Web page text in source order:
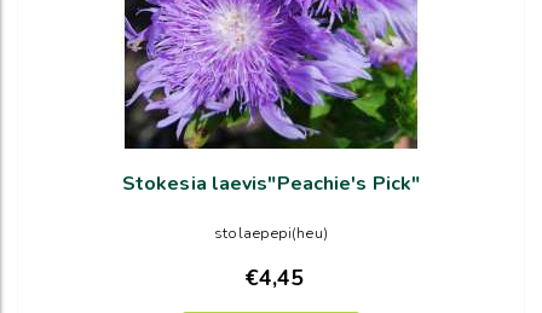
Stokesia laevis"Peachie's Pick"
stolaepepi(heu)
€4,45